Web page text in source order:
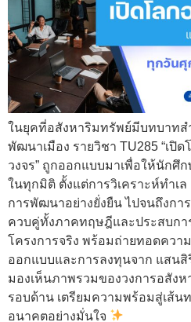
ในยุคที่อสังหาริมทรัพย์มีบทบาทส
พัฒนาเมือง รายวิชา TU285 “เปิ
วงจร” ถูกออกแบบมาเพื่อให้นักศึ
ในทุกมิติ ตั้งแต่การวิเคราะห์ทำเล
การพัฒนาอย่างยั่งยืน ไปจนถึงกา
ควบคู่ทั้งภาคทฤษฎีและประสบกา
โครงการจริง พร้อมถ่ายทอดควา
ออกแบบและการลงทุนจาก แสนสิ
มองเห็นภาพรวมของวงการอสัง
รอบด้าน เตรียมความพร้อมสู่เส้น
อนาคตอย่างมั่นใจ